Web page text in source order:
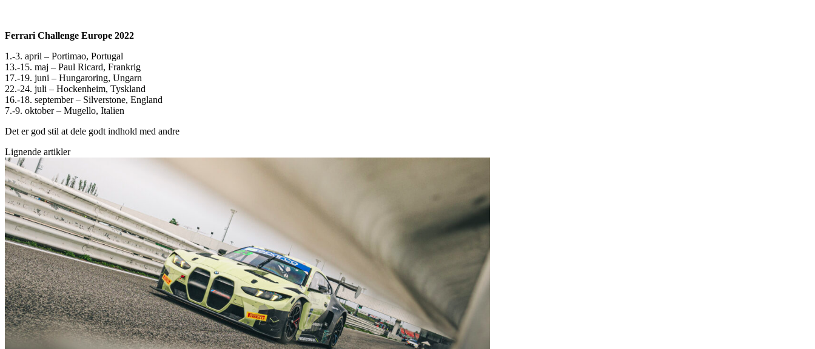
Ferrari Challenge Europe 2022
1.-3. april – Portimao, Portugal
13.-15. maj – Paul Ricard, Frankrig
17.-19. juni – Hungaroring, Ungarn
22.-24. juli – Hockenheim, Tyskland
16.-18. september – Silverstone, England
7.-9. oktober – Mugello, Italien
Det er god stil at dele godt indhold med andre
Lignende artikler